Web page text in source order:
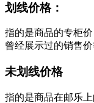
划线价格：
指的是商品的专柜
曾经展示过的销售
未划线价格
指的是商品在邮乐